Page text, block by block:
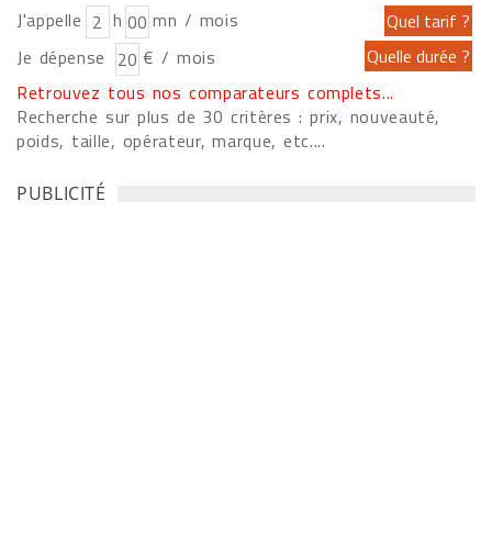
J'appelle h
mn / mois
Je dépense
€ / mois
Retrouvez tous nos comparateurs complets...
Recherche sur plus de 30 critères : prix, nouveauté,
poids, taille, opérateur, marque, etc....
PUBLICITÉ